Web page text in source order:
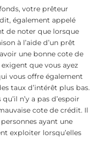
votre prêteur
également appelé
de noter que lorsque
à l’aide d’un prêt
une bonne cote de
que vous ayez
vous offre également
taux d’intérêt plus bas.
n’y a pas d’espoir
cote de crédit. Il
ayant une
exploiter lorsqu’elles